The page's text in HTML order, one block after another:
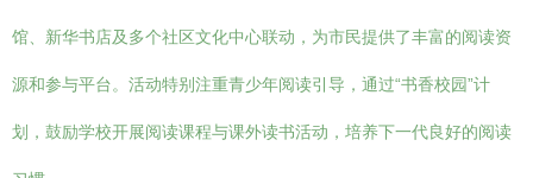
馆、新华书店及多个社区文化中心联动，为市民提供了丰富的阅读资
源和参与平台。活动特别注重青少年阅读引导，通过“书香校园”计
划，鼓励学校开展阅读课程与课外读书活动，培养下一代良好的阅读